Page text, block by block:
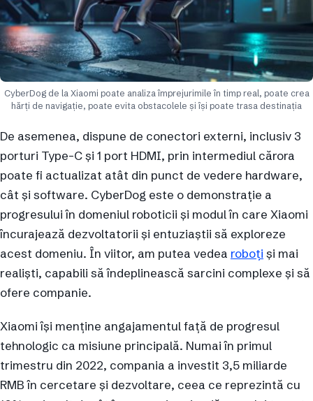
CyberDog de la Xiaomi poate analiza împrejurimile în timp real, poate crea
hărți de navigație, poate evita obstacolele și își poate trasa destinația
De asemenea, dispune de conectori externi, inclusiv 3
porturi Type-C și 1 port HDMI, prin intermediul cărora
poate fi actualizat atât din punct de vedere hardware,
cât și software. CyberDog este o demonstrație a
progresului în domeniul roboticii și modul în care Xiaomi
încurajează dezvoltatorii și entuziaștii să exploreze
acest domeniu. În viitor, am putea vedea roboți și mai
realiști, capabili să îndeplinească sarcini complexe și să
ofere companie.
Xiaomi își menține angajamentul față de progresul
tehnologic ca misiune principală. Numai în primul
trimestru din 2022, compania a investit 3,5 miliarde
RMB în cercetare și dezvoltare, ceea ce reprezintă cu